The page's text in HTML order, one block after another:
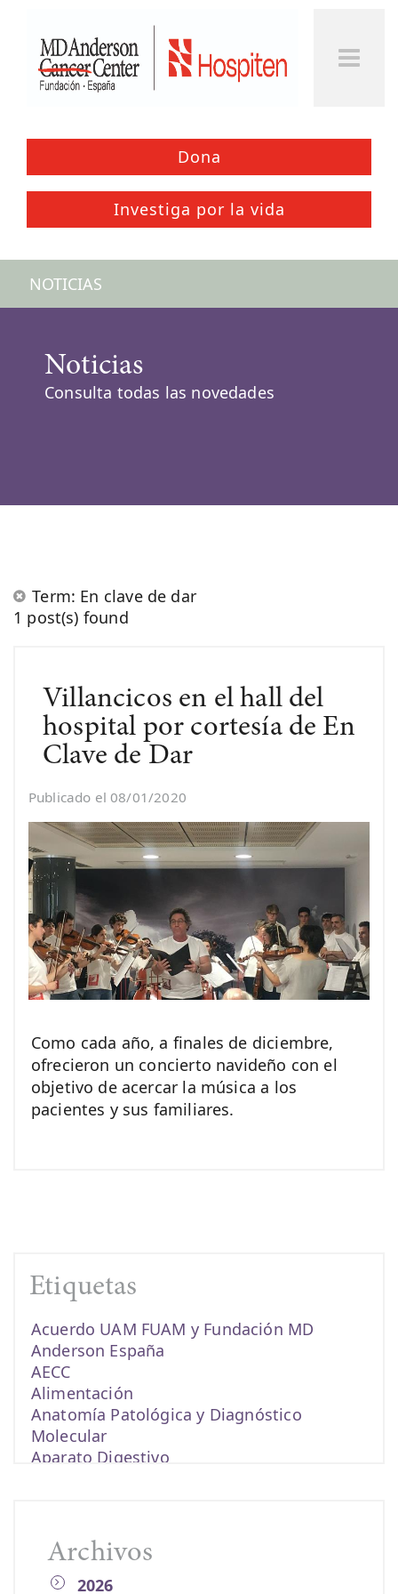
Dona
Investiga por la vida
NOTICIAS
Noticias
Consulta todas las novedades
Term: En clave de dar
1 post(s) found
Villancicos en el hall del
hospital por cortesía de En
Clave de Dar
Publicado el 08/01/2020
Como cada año, a finales de diciembre,
ofrecieron un concierto navideño con el
objetivo de acercar la música a los
pacientes y sus familiares.
Etiquetas
Acuerdo UAM FUAM y Fundación MD
Anderson España
AECC
Alimentación
Anatomía Patológica y Diagnóstico
Molecular
Aparato Digestivo
Cáncer de colon
cáncer de endometrio
Cáncer de esófago
Archivos
2026